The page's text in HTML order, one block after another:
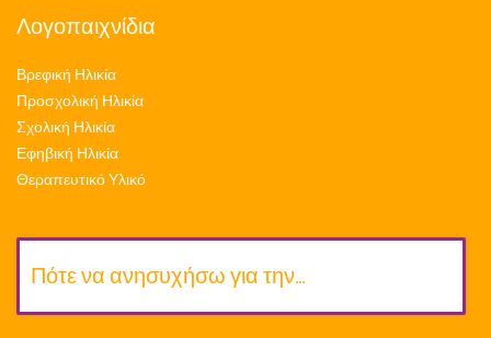
Λογοπαιχνίδια
Βρεφική Ηλικία
Προσχολική Ηλικία
Σχολική Ηλικία
Εφηβική Ηλικία
Θεραπευτικό Υλικό
Πότε να ανησυχήσω για την…